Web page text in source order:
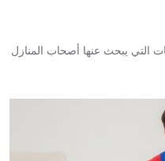
التي يبحث عنها أصحاب المنازل